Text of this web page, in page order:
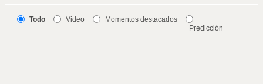
Todo Video
Momentos destacados
Predicción